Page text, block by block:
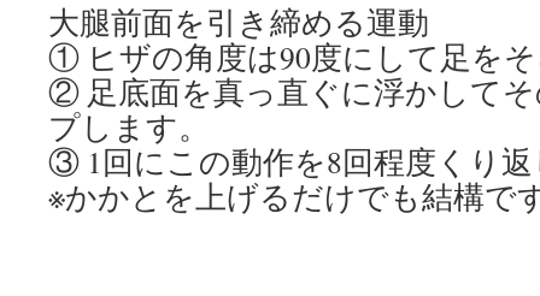
大腿前面を引き締める運動
① ヒザの角度は90度にして足を
② 足底面を真っ直ぐに浮かして
プします。
③ 1回にこの動作を8回程度くり
※かかとを上げるだけでも結構で